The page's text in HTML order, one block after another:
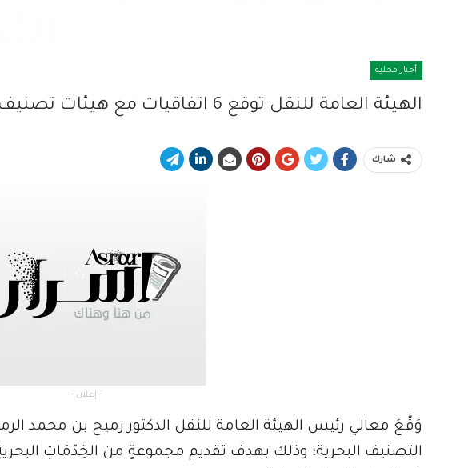
أخبار محلية
الهيئة العامة للنقل توقع 6 اتفاقيات مع هيئات تصنيف بحرية عالمية
شارك
- إعلان -
وَقَّعَ معالي رئيس الهيئة العامة للنقل الدكتور رميح بن محمد
التصنيف البحرية؛ وذلك بهدف تقديم مجموعةٍ من الخِدْمَاتِ